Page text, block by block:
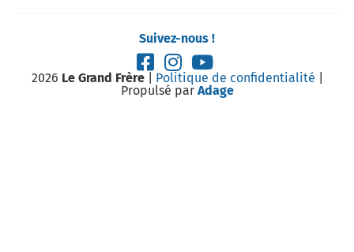
Suivez-nous !
2026 Le Grand Frère| Politique de confidentialité
Propulsé par Adage